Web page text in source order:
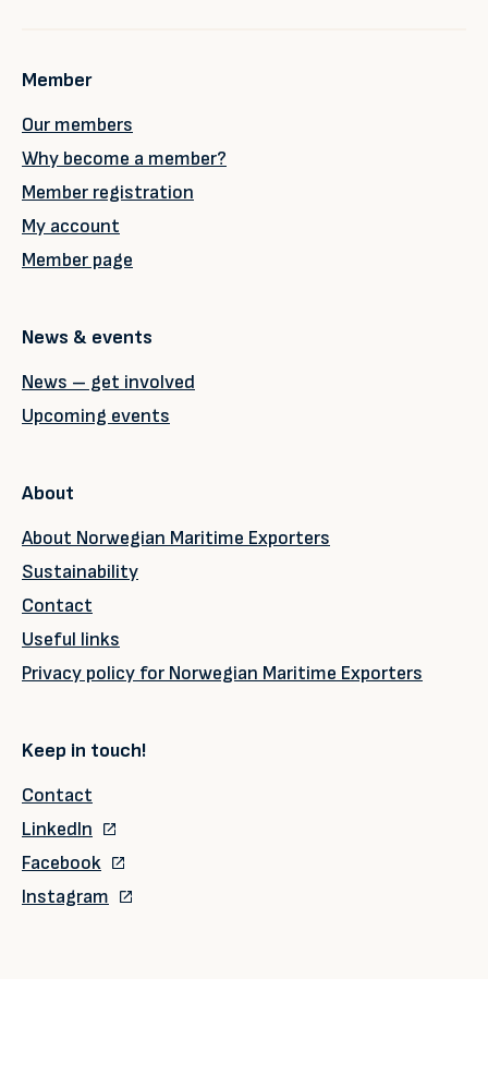
Member
Our members
Why become a member?
Member registration
My account
Member page
News & events
News – get involved
Upcoming events
About
About Norwegian Maritime Exporters
Sustainability
Contact
Useful links
Privacy policy for Norwegian Maritime Exporters
Keep in touch!
Contact
LinkedIn
Facebook
Instagram